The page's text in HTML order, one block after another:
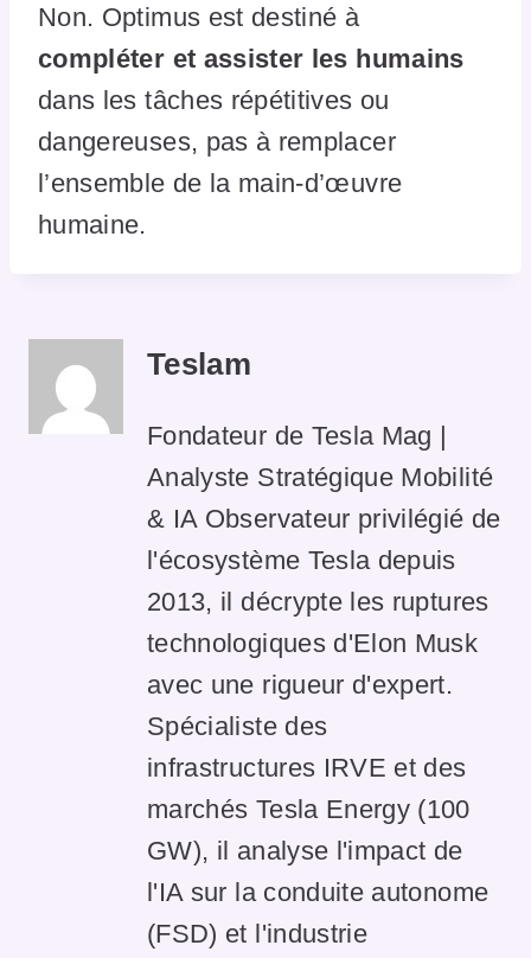
Non. Optimus est destiné à
compléter et assister les humains
dans les tâches répétitives ou
dangereuses, pas à remplacer
l’ensemble de la main-d’œuvre
humaine.
Teslam
Fondateur de Tesla Mag |
Analyste Stratégique Mobilité
& IA Observateur privilégié de
l'écosystème Tesla depuis
2013, il décrypte les ruptures
technologiques d'Elon Musk
avec une rigueur d'expert.
Spécialiste des
infrastructures IRVE et des
marchés Tesla Energy (100
GW), il analyse l'impact de
l'IA sur la conduite autonome
(FSD) et l'industrie